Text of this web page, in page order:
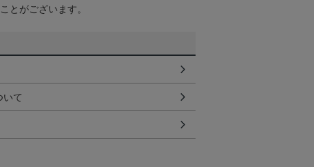
とがございます。
いて